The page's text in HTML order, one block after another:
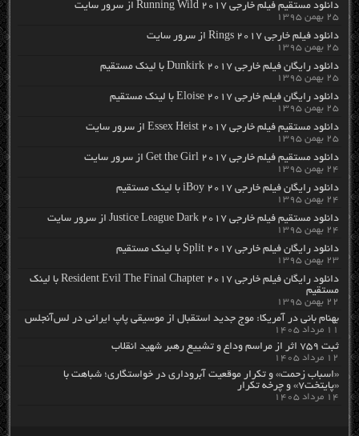
دانلود مستقیم فیلم خارجی Running Wild 2017 از سرور سایت
۲۵ بهمن ۱۳۹۵
دانلود فیلم خارجی Rings 2017 از سرور سایت
۲۵ بهمن ۱۳۹۵
دانلود رایگان فیلم خارجی Dunkirk 2017 با لینک مستقیم
۲۵ بهمن ۱۳۹۵
دانلود رایگان فیلم خارجی Eloise 2017 با لینک مستقیم
۲۵ بهمن ۱۳۹۵
دانلود مستقیم فیلم خارجی Essex Heist 2017 از سرور سایت
۲۵ بهمن ۱۳۹۵
دانلود مستقیم فیلم خارجی Get the Girl 2017 از سرور سایت
۲۴ بهمن ۱۳۹۵
دانلود رایگان فیلم خارجی iBoy 2017 با لینک مستقیم
۲۴ بهمن ۱۳۹۵
دانلود مستقیم فیلم خارجی Justice League Dark 2017 از سرور سایت
۲۴ بهمن ۱۳۹۵
دانلود رایگان فیلم خارجی Split 2017 با لینک مستقیم
۲۳ بهمن ۱۳۹۵
دانلود رایگان فیلم خارجی Resident Evil The Final Chapter 2017 با لینک
مستقیم
۲۲ بهمن ۱۳۹۵
بهنام بانی در آمریکا: موج جدید استقبال از موسیقی پاپ ایرانی در لس‌آنجلس
۱۱ مرداد ۱۴۰۵
ثبت ۷۵۹ اثر از مراسم وداع و تشییع رهبر شهید انقلاب
۱۲ مرداد ۱۴۰۵
«اسباب زحمت» و تکرار موقعیت آبروداری در خواستگاری؛ شباهت با
«پایتخت۷» و چرخه تکرار
۱۴ مرداد ۱۴۰۵